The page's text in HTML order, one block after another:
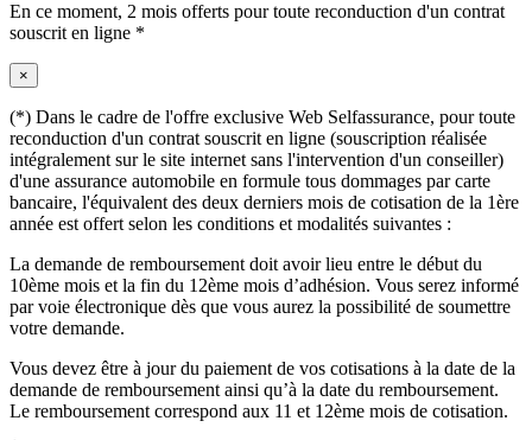
En ce moment, 2 mois offerts pour toute reconduction d'un contrat
souscrit en ligne *
×
(*) Dans le cadre de l'offre exclusive Web Selfassurance, pour toute
reconduction d'un contrat souscrit en ligne (souscription réalisée
intégralement sur le site internet sans l'intervention d'un conseiller)
d'une assurance automobile en formule tous dommages par carte
bancaire, l'équivalent des deux derniers mois de cotisation de la 1ère
année est offert selon les conditions et modalités suivantes :
La demande de remboursement doit avoir lieu entre le début du
10ème mois et la fin du 12ème mois d’adhésion. Vous serez informé
par voie électronique dès que vous aurez la possibilité de soumettre
votre demande.
Vous devez être à jour du paiement de vos cotisations à la date de la
demande de remboursement ainsi qu’à la date du remboursement.
Le remboursement correspond aux 11 et 12ème mois de cotisation.